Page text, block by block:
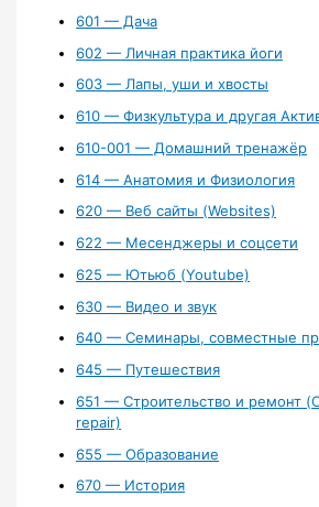
601 — Дача
602 — Личная практика йоги
603 — Лапы, уши и хвосты
610 — Физкультура и другая
610-001 — Домашний тренажёр
614 — Анатомия и Физиология
620 — Веб сайты (Websites)
622 — Месенджеры и соцсети
625 — Ютьюб (Youtube)
630 — Видео и звук
640 — Семинары, совместные
645 — Путешествия
651 — Строительство и ремонт
repair)
655 — Образование
670 — История